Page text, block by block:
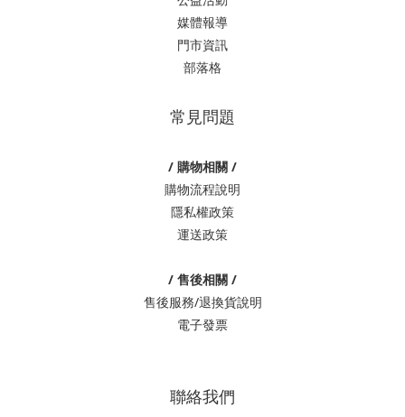
媒體報導
門市資訊
部落格
常見問題
/ 購物相關 /
購物流程說明
隱私權政策
運送政策
/ 售後相關 /
售後服務/退換貨說明
電子發票
聯絡我們